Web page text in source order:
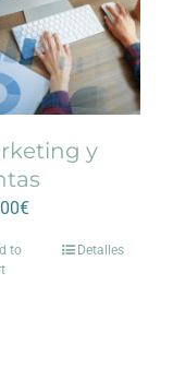
y
€
to
Detalles